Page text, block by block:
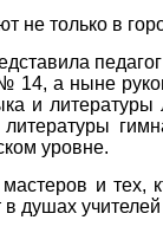
не только в
14, а ныне
и
и литературы
уровне.
и тех,
душах